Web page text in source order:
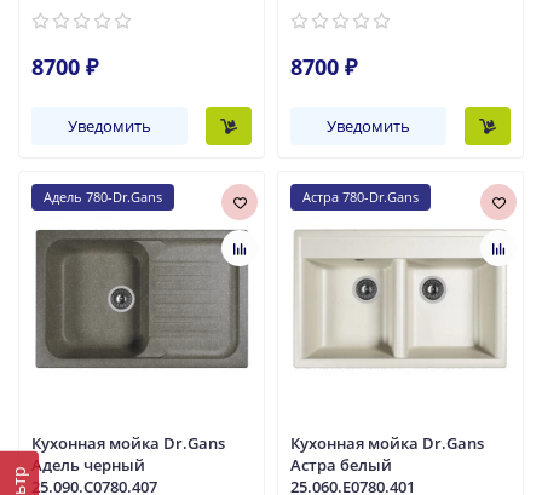
8700 ₽
Уведомить
8700 ₽
Уведомить
Адель 780-Dr.Gans
Кухонная мойка Dr.Gans
Адель черный
25.090.C0780.407
Астра 780-Dr.Gans
Кухонная мойка Dr.Gans
Астра белый
25.060.E0780.401